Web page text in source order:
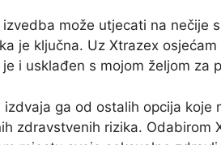
može utjecati na nečije
je ključna. Uz Xtrazex
i usklađen s mojom željom za
ga od ostalih opcija koje
zdravstvenih rizika. Odabirom